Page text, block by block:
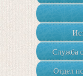
Служба
Отдел